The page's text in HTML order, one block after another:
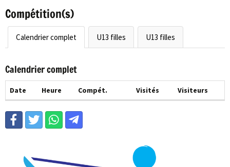
Compétition(s)
Calendrier complet U13 filles U13 filles
Calendrier complet
Date Heure Compét. Visités Visiteurs